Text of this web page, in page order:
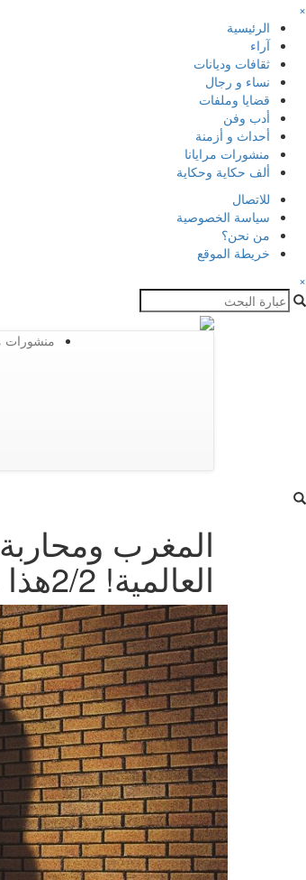
×
الرئيسية
آراء
ثقافات وديانات
نساء و رجال
قضايا وملفات
أدب وفن
أحداث و أزمنة
منشورات مرايانا
ألف حكاية وحكاية
للاتصال
سياسة الخصوصية
من نحن؟
خريطة الموقع
×
منشورات
المغرب
العالمية! 2/2